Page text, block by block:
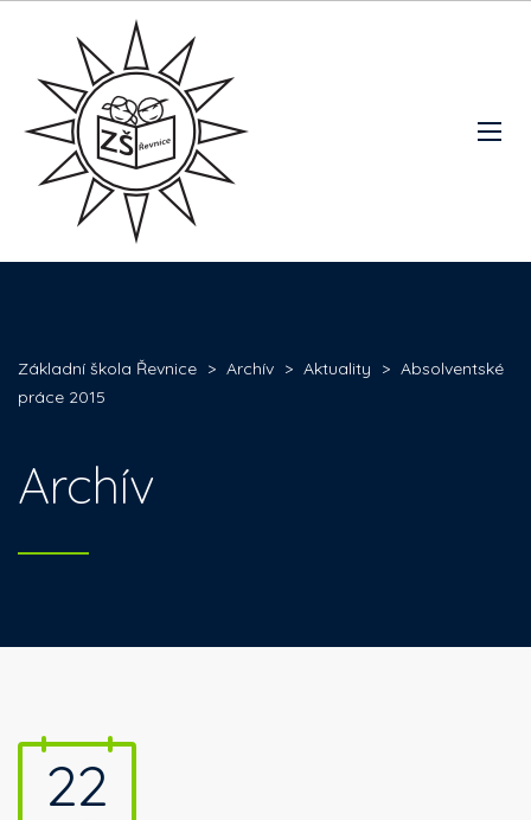
Základní škola Řevnice > Archív > Aktuality > Absolventské
práce 2015
Archív
22